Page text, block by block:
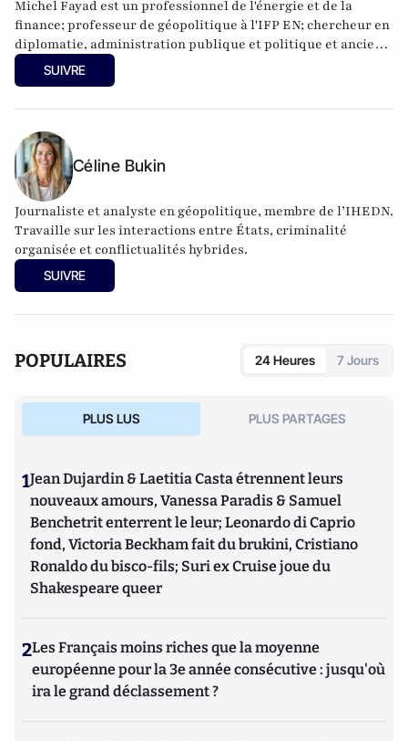
Michel Fayad est un professionnel de l'énergie et de la
finance; professeur de géopolitique à l'IFP EN; chercheur en
diplomatie, administration publique et politique et ancien
conseiller du ministre de l'économie et du commerce
SUIVRE
Céline Bukin
Journaliste et analyste en géopolitique, membre de l’IHEDN.
Travaille sur les interactions entre États, criminalité
organisée et conflictualités hybrides.
SUIVRE
POPULAIRES 24 Heures 7 Jours
PLUS LUS PLUS PARTAGES
1Jean Dujardin & Laetitia Casta étrennent leurs
nouveaux amours, Vanessa Paradis & Samuel
Benchetrit enterrent le leur; Leonardo di Caprio
fond, Victoria Beckham fait du brukini, Cristiano
Ronaldo du bisco-fils; Suri ex Cruise joue du
Shakespeare queer
2Les Français moins riches que la moyenne
européenne pour la 3e année consécutive : jusqu'où
ira le grand déclassement ?